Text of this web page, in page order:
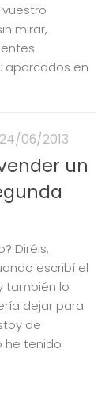
mirar,
aparcados en
24/06/2013
un
Diréis,
escribí el
también lo
dejar para
de
he tenido